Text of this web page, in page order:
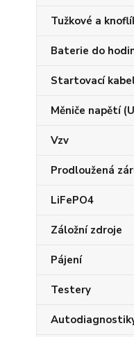
Tužkové a
Baterie do
Startovací
Měniče napětí
Vzv
Prodloužená
LiFePO4
Záložní zdroje
Pájení
Testery